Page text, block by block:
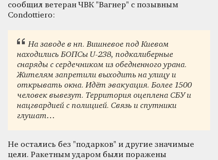
сообщил ветеран ЧВК "Вагнер" с позывным
Condottiero:
На заводе в нп. Вишневое под Киевом
находились БОПСы U-238, подкалиберные
снаряды с сердечником из обедненного урана.
Жителям запретили выходить на улицу и
открывать окна. Идёт эвакуация. Более 1500
человек вывезут. Территория оцеплена СБУ и
нацгвардией с полицией. Связь и спутники
глушат…
Не остались без "подарков" и другие значимые
цели. Ракетным ударом были поражены